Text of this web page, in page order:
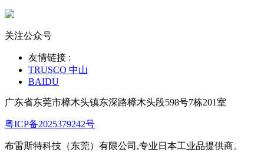
关注公众号
友情链接 :
TRUSCO 中山
BAIDU
广东省东莞市樟木头镇东深路樟木头段598号7栋201室
粤ICP备2025379242号
布雷斯特科技（东莞）有限公司,专业日本工业品提供商。